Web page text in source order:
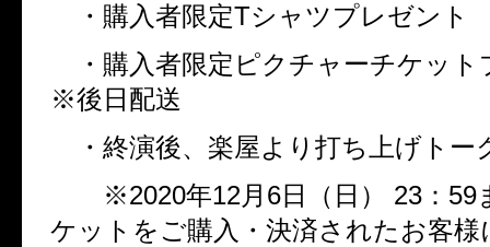
・購入者限定Tシャツプレゼン
・購入者限定ピクチャーチケッ
※後日配送
・終演後、楽屋より打ち上げトー
※2020年12月 6日（日） 23 ： 59
ケットをご購入・決済されたお客様